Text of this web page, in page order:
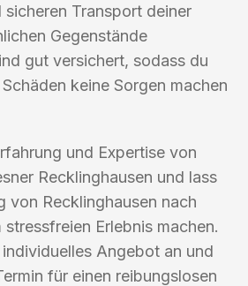
sicheren Transport deiner
Gegenstände
gut versichert, sodass du
keine Sorgen machen
und Expertise von
Recklinghausen und lass
von Recklinghausen nach
stressfreien Erlebnis machen.
Angebot an und
für einen reibungslosen